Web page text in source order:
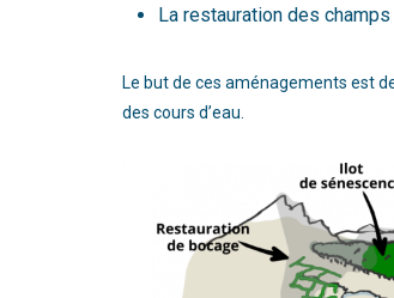
La restauration des
Le but de ces aménagements est
des cours d’eau.